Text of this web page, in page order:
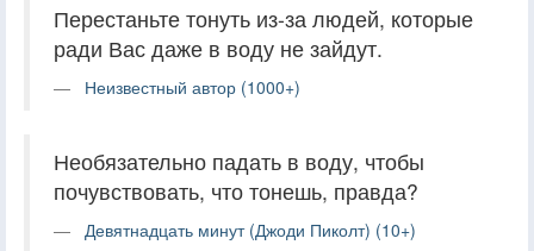
Перестаньте тонуть из-за людей, которые
ради Вас даже в воду не зайдут.
Неизвестный автор (1000+)
Необязательно падать в воду, чтобы
почувствовать, что тонешь, правда?
Девятнадцать минут (Джоди Пиколт) (10+)